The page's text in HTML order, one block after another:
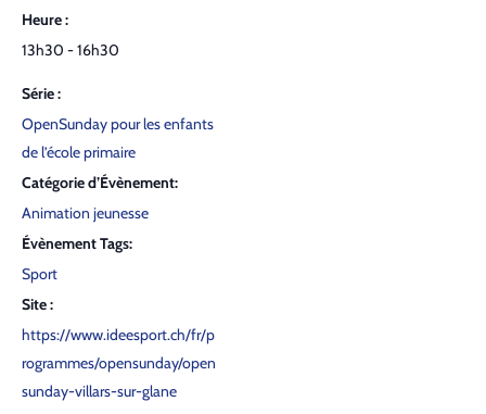
Heure :
13h30 - 16h30
Série :
Open­Sun­day pour les enfants
de l’é­cole pri­maire
Catégorie d’Évènement:
Animation jeunesse
Évènement Tags:
Sport
Site :
https://www.ideesport.ch/fr/p
rogrammes/opensunday/open
sunday-villars-sur-glane